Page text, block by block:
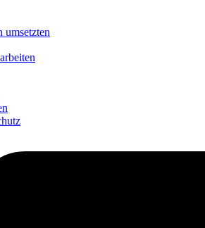
umsetzten